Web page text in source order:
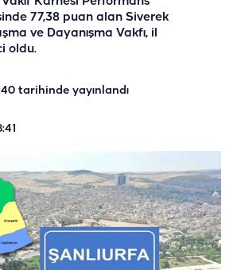
77,38 puan alan Siverek
ve Dayanışma Vakfı, il
oldu.
tarihinde yayınlandı